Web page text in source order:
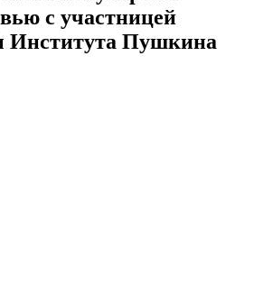
с участницей
Института Пушкина